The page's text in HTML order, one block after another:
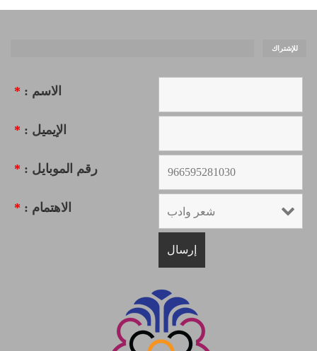
للإشتراك
الاسم : *
الإيميل : *
رقم الموبايل : *
الاهتمام : *